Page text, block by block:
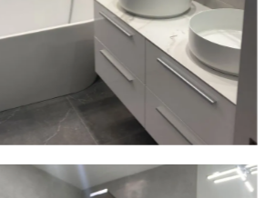
Plomberie ALM